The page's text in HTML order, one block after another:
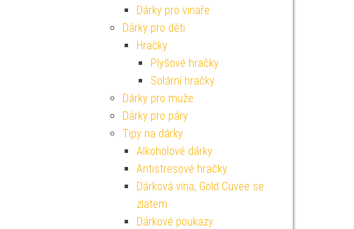
Dárky pro vinaře
Dárky pro děti
Hračky
Plyšové hračky
Solární hračky
Dárky pro muže
Dárky pro páry
Tipy na dárky
Alkoholové dárky
Antistresové hračky
Dárková vína, Gold Cuvee se
zlatem
Dárkové poukazy